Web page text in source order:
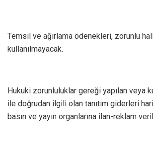
Temsil ve ağırlama ödenekleri, zorunlu
kullanılmayacak.
Hukuki zorunluluklar gereği yapılan veya
ile doğrudan ilgili olan tanıtım giderleri
basın ve yayın organlarına ilan-reklam